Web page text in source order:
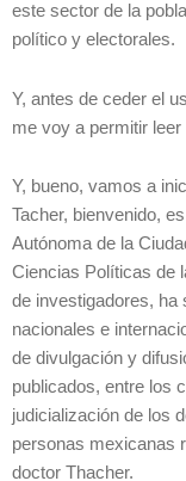
este sector de la
político y electorales.
Y, antes de ceder el
me voy a permitir
Y, bueno, vamos a
Tacher, bienvenido,
Autónoma de la
Ciencias Políticas de
de investigadores, ha
nacionales e
de divulgación y
publicados, entre los
judicialización de los
personas mexicanas
doctor Thacher.